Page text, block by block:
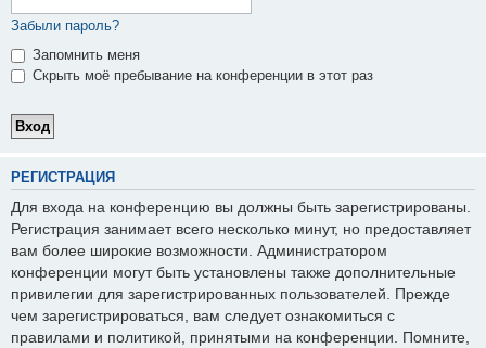
Забыли пароль?
Запомнить меня
Скрыть моё пребывание на конференции в этот раз
РЕГИСТРАЦИЯ
Для входа на конференцию вы должны быть зарегистрированы.
Регистрация занимает всего несколько минут, но предоставляет
вам более широкие возможности. Администратором
конференции могут быть установлены также дополнительные
привилегии для зарегистрированных пользователей. Прежде
чем зарегистрироваться, вам следует ознакомиться с
правилами и политикой, принятыми на конференции. Помните,